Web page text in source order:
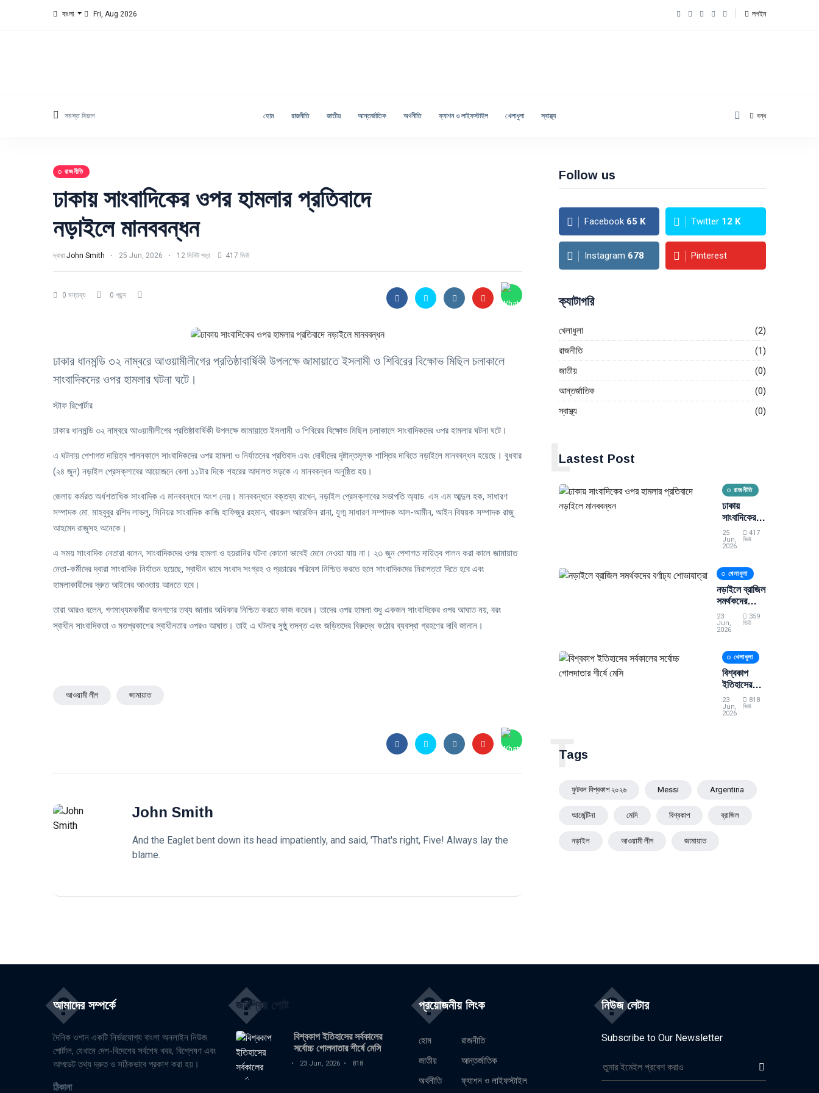
বাংলা Fri, Aug 2026 লগইন
সমস্ত বিভাগ হোম রাজনীতি জাতীয় আন্তর্জাতিক অর্থনীতি ফ্যাশন ও লাইফস্টাইল খেলাধুলা স্বাস্থ্য বন্ধ
রাজনীতি
ঢাকায় সাংবাদিকের ওপর হামলার প্রতিবাদে
নড়াইলে মানববন্ধন
দ্বারা John Smith 25 Jun, 2026 12 মিনিট পড়া 417 ভিউ
0 মন্তব্য 0 পছন্দ
ঢাকার ধানমন্ডি ৩২ নাম্বরে আওয়ামীলীগের প্রতিষ্ঠাবার্ষিকী উপলক্ষে জামায়াতে ইসলামী ও শিবিরের বিক্ষোভ মিছিল চলাকালে
সাংবাদিকদের ওপর হামলার ঘটনা ঘটে।
স্টাফ রিপোর্টার
ঢাকার ধানমন্ডি ৩২ নাম্বরে আওয়ামীলীগের প্রতিষ্ঠাবার্ষিকী উপলক্ষে জামায়াতে ইসলামী ও শিবিরের বিক্ষোভ মিছিল চলাকালে সাংবাদিকদের ওপর হামলার ঘটনা ঘটে।
এ ঘটনায় পেশাগত দায়িত্ব পালনকালে সাংবাদিকদের ওপর হামলা ও নির্যাতনের প্রতিবাদ এবং দোষীদের দৃষ্টান্তমূলক শাস্তির দাবিতে নড়াইলে মানববন্ধন হয়েছে। বুধবার
(২৪ জুন) নড়াইল প্রেসক্লাবের আয়োজনে বেলা ১১টার দিকে শহরের আদালত সড়কে এ মানববন্ধন অনুষ্ঠিত হয়।
জেলায় কর্মরত অর্ধশতাধিক সাংবাদিক এ মানববন্ধনে অংশ নেয়। মানববন্ধনে বক্তব্য রাখেন, নড়াইল প্রেসক্লাবের সভাপতি অ্যাড. এস এম আব্দুল হক, সাধারণ
সম্পাদক মো. মাহবুবুর রশিদ লাভলু, সিনিয়র সাংবাদিক কাজি হাফিজুর রহমান, খায়রুল আরেফিন রানা, যুগ্ম সাধারণ সম্পাদক আল-আমীন, আইন বিষয়ক সম্পাদক রাজু
আহমেদ রাজুসহ অনেকে।
এ সময় সাংবাদিক নেতারা বলেন, সাংবাদিকদের ওপর হামলা ও হয়রানির ঘটনা কোনো ভাবেই মেনে নেওয়া যায় না। ২৩ জুন পেশাগত দায়িত্ব পালন করা কালে জামায়াত
নেতা-কর্মীদের দ্বারা সাংবাদিক নির্যাতন হয়েছে, স্বাধীন ভাবে সংবাদ সংগ্রহ ও প্রচারের পরিবেশ নিশ্চিত করতে হলে সাংবাদিকদের নিরাপত্তা দিতে হবে এবং
হামলাকারীদের দ্রুত আইনের আওতায় আনতে হবে।
তারা আরও বলেন, গণমাধ্যমকর্মীরা জনগণের তথ্য জানার অধিকার নিশ্চিত করতে কাজ করেন। তাদের ওপর হামলা শুধু একজন সাংবাদিকের ওপর আঘাত নয়, বরং
স্বাধীন সাংবাদিকতা ও মতপ্রকাশের স্বাধীনতার ওপরও আঘাত। তাই এ ঘটনার সুষ্ঠু তদন্ত এবং জড়িতদের বিরুদ্ধে কঠোর ব্যবস্থা গ্রহণের দাবি জানান।
আওয়ামী লীগ জামায়াত
John Smith
And the Eaglet bent down its head impatiently, and said, 'That's right, Five! Always lay the
blame.
Follow us
Facebook 65 K Twitter 12 K
Instagram 678 Pinterest
ক্যাটাগরি
খেলাধুলা
(2)
রাজনীতি
(1)
জাতীয়
(0)
আন্তর্জাতিক
(0)
স্বাস্থ্য
(0)
Lastest Post
L
রাজনীতি
ঢাকায়
সাংবাদিকের
ওপর হামলার
প্রতিবাদে
25
Jun,
2026
417
ভিউ
খেলাধুলা
নড়াইলে ব্রাজিল
সমর্থকদের
বর্ণাঢ্য
শোভাযাত্রা
23
Jun,
2026
359
ভিউ
খেলাধুলা
বিশ্বকাপ
ইতিহাসের
সর্বকালের
সর্বোচ্চ
23
Jun,
2026
818
ভিউ
Tags
T
ফুটবল বিশ্বকাপ ২০২৬ Messi Argentina
আর্জেন্টিনা মেসি বিশ্বকাপ ব্রাজিল
নড়াইল আওয়ামী লীগ জামায়াত
আমাদের সম্পর্কে
�
দৈনিক ওশান একটি নির্ভরযোগ্য বাংলা অনলাইন নিউজ
পোর্টাল, যেখানে দেশ-বিদেশের সর্বশেষ খবর, বিশ্লেষণ এবং
আপডেট তথ্য দ্রুত ও সঠিকভাবে প্রকাশ করা হয়।
ঠিকানা
জনপ্রিয় পোষ্ট
�
বিশ্বকাপ ইতিহাসের সর্বকালের
সর্বোচ্চ গোলদাতার শীর্ষে মেসি
23 Jun, 2026 818
প্রয়োজনীয় লিংক
�
হোম
জাতীয়
অর্থনীতি
রাজনীতি
আন্তর্জাতিক
ফ্যাশন ও লাইফস্টাইল
নিউজ লেটার
�
Subscribe to Our Newsletter